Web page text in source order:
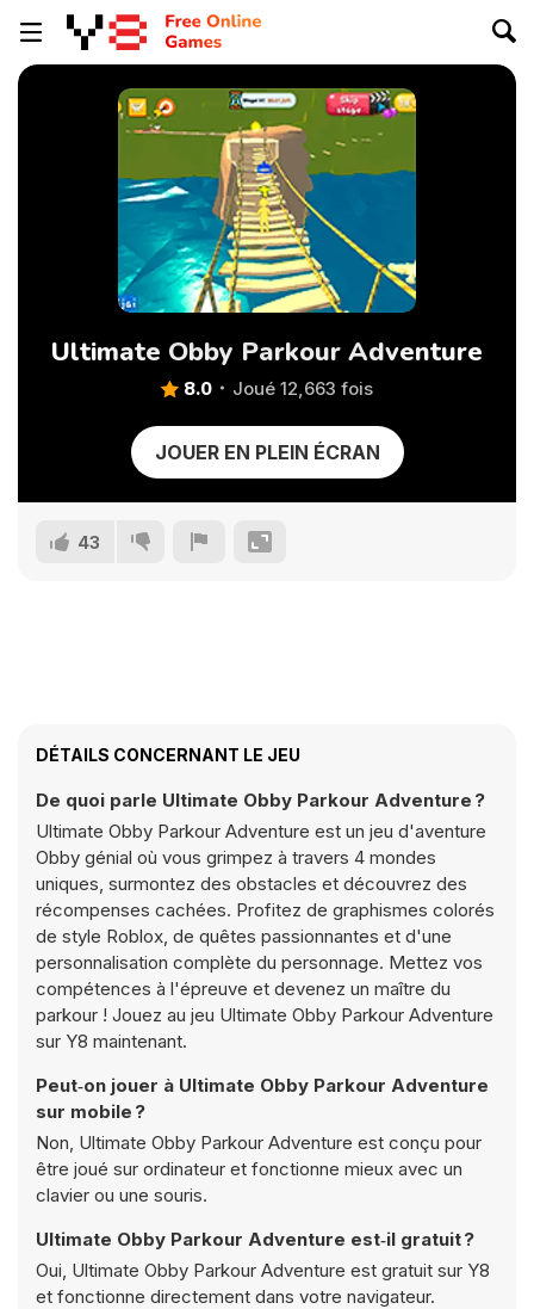
Ultimate Obby Parkour Adventure
8.0 Joué 12,663 fois
JOUER EN PLEIN ÉCRAN
43
DÉTAILS CONCERNANT LE JEU
De quoi parle Ultimate Obby Parkour Adventure ?
Ultimate Obby Parkour Adventure est un jeu d'aventure
Obby génial où vous grimpez à travers 4 mondes
uniques, surmontez des obstacles et découvrez des
récompenses cachées. Profitez de graphismes colorés
de style Roblox, de quêtes passionnantes et d'une
personnalisation complète du personnage. Mettez vos
compétences à l'épreuve et devenez un maître du
parkour ! Jouez au jeu Ultimate Obby Parkour Adventure
sur Y8 maintenant.
Peut‑on jouer à Ultimate Obby Parkour Adventure
sur mobile ?
Non, Ultimate Obby Parkour Adventure est conçu pour
être joué sur ordinateur et fonctionne mieux avec un
clavier ou une souris.
Ultimate Obby Parkour Adventure est‑il gratuit ?
Oui, Ultimate Obby Parkour Adventure est gratuit sur Y8
et fonctionne directement dans votre navigateur.